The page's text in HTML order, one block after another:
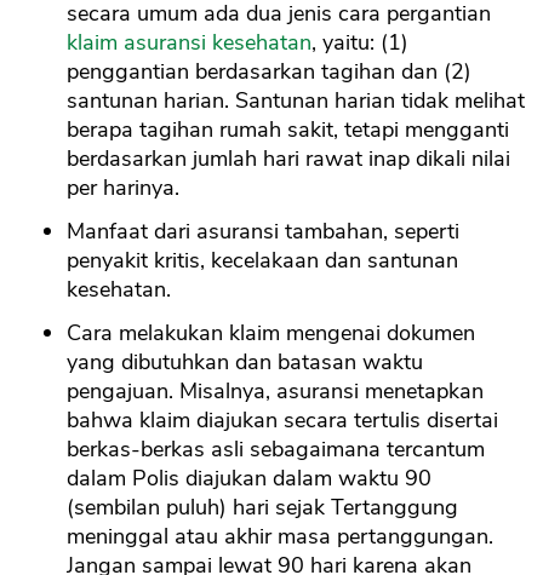
secara umum ada dua jenis cara pergantian
klaim asuransi kesehatan, yaitu: (1)
penggantian berdasarkan tagihan dan (2)
santunan harian. Santunan harian tidak melihat
berapa tagihan rumah sakit, tetapi mengganti
berdasarkan jumlah hari rawat inap dikali nilai
per harinya.
Manfaat dari asuransi tambahan, seperti
penyakit kritis, kecelakaan dan santunan
kesehatan.
Cara melakukan klaim mengenai dokumen
yang dibutuhkan dan batasan waktu
pengajuan. Misalnya, asuransi menetapkan
bahwa klaim diajukan secara tertulis disertai
berkas-berkas asli sebagaimana tercantum
dalam Polis diajukan dalam waktu 90
(sembilan puluh) hari sejak Tertanggung
meninggal atau akhir masa pertanggungan.
Jangan sampai lewat 90 hari karena akan